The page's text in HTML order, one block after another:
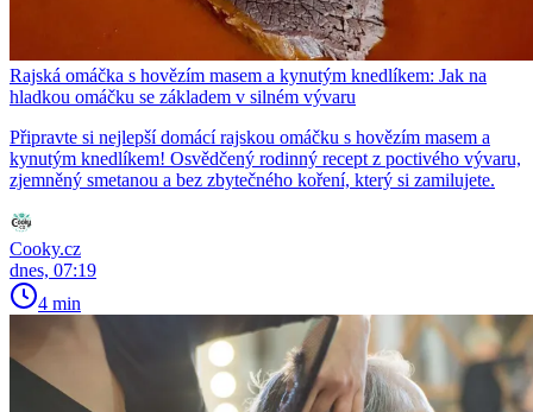
Rajská omáčka s hovězím masem a kynutým knedlíkem: Jak na
hladkou omáčku se základem v silném vývaru
Připravte si nejlepší domácí rajskou omáčku s hovězím masem a
kynutým knedlíkem! Osvědčený rodinný recept z poctivého vývaru,
zjemněný smetanou a bez zbytečného koření, který si zamilujete.
Cooky.cz
dnes, 07:19
4 min